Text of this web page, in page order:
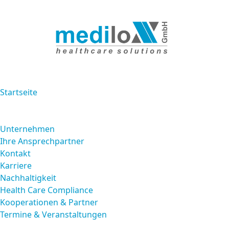
Startseite
Unternehmen
Ihre Ansprechpartner
Kontakt
Karriere
Nachhaltigkeit
Health Care Compliance
Kooperationen & Partner
Termine & Veranstaltungen